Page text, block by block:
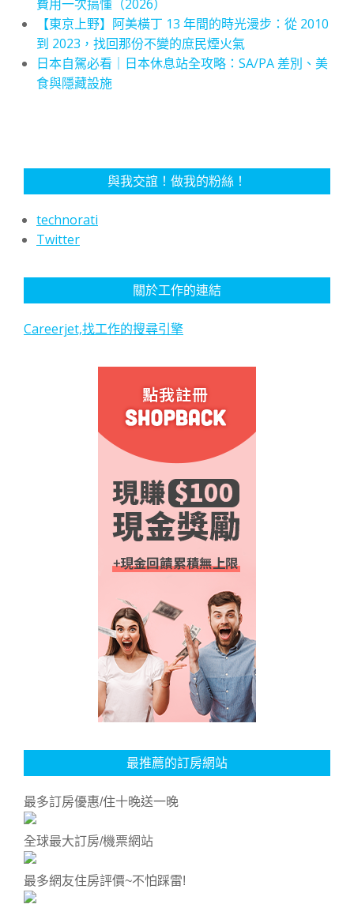
費用一次搞懂（2026）
【東京上野】阿美橫丁 13 年間的時光漫步：從 2010
到 2023，找回那份不變的庶民煙火氣
日本自駕必看｜日本休息站全攻略：SA/PA 差別、美
食與隱藏設施
與我交誼！做我的粉絲！
technorati
Twitter
關於工作的連結
Careerjet,找工作的搜尋引擎
最推薦的訂房網站
最多訂房優惠/住十晚送一晚
全球最大訂房/機票網站
最多網友住房評價~不怕踩雷!